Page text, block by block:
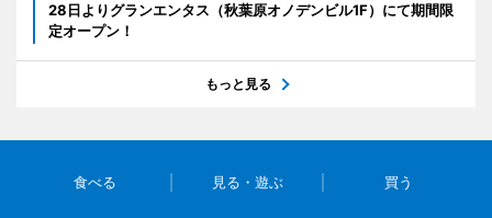
28日よりグランエンタス（秋葉原オノデンビル1F）にて期間限
定オープン！
もっと見る
食べる 見る・遊ぶ 買う